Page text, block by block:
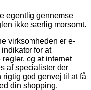
egentlig gennemse
ikke særlig morsomt.
virksomheden er e-
for at
og at internet
af specialister der
god genvej til at få
din shopping.